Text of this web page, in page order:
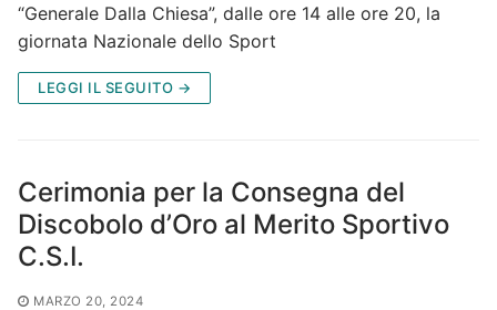
“Generale Dalla Chiesa”, dalle ore 14 alle ore 20, la
giornata Nazionale dello Sport
LEGGI IL SEGUITO →
Cerimonia per la Consegna del
Discobolo d’Oro al Merito Sportivo
C.S.I.
MARZO 20, 2024